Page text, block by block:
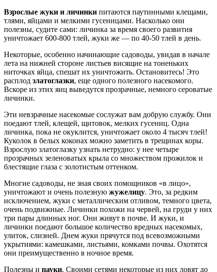
Взрослые жуки и личинки питаются паутинными клещами,
тлями, яйцами и мелкими гусеницами. Насколько они
полезны, судите сами: личинка за время своего развития
уничтожает 600-800 тлей, жуки же — по 40-50 тлей в день.
Некоторые, особенно начинающие садоводы, увидав в начале
лета на нижней стороне листьев висящие на тоненьких
ниточках яйца, спешат их уничтожить. Остановитесь! Это
расплод златоглазки, еще одного полезного насекомого.
Вскоре из этих яиц выведутся прозрачные, немного сероватые
личинки.
Эти невзрачные насекомые сослужат вам добрую службу. Они
поедают тлей, клещей, щитовок, мелких гусениц. Одна
личинка, пока не окуклится, уничтожает около 4 тысяч тлей!
Куколок в белых коконах можно заметить в трещинах коры.
Взрослую златоглазку узнать нетрудно: у нее четыре
прозрачных зеленоватых крыла со множеством прожилок и
блестящие глаза с золотистым оттенком.
Многие садоводы, не зная своих помощников «в лицо»,
уничтожают и очень полезную жужелицу. Это, за редким
исключением, жуки с металлическим отливом, темного цвета,
очень подвижные. Личинки похожи на червей, на груди у них
три пары длинных ног. Они живут в почве. И жуки, и
личинки поедают большое количество вредных насекомых,
улиток, слизней. Днем жуки прячутся под всевозможными
укрытиями: камешками, листьями, комками почвы. Охотятся
они преимущественно в ночное время.
Полезны и пауки. Своими сетями некоторые из них ловят до